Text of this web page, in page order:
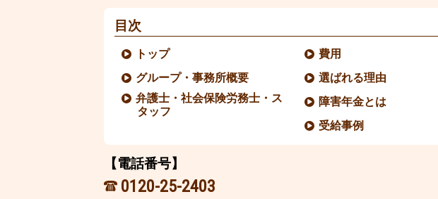
目次
トップ
グループ・事務所概要
弁護士・社会保険労務士・ス
タッフ
費用
選ばれる理由
障害年金とは
受給事例
【電話番号】
0120-25-2403